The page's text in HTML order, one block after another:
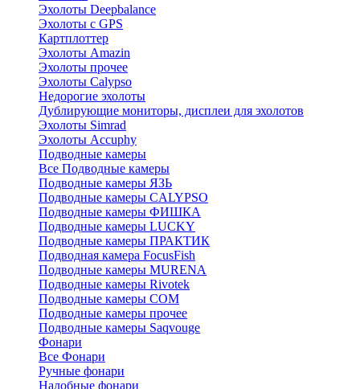
Эхолоты Deepbalance
Эхолоты с GPS
Картплоттер
Эхолоты Amazin
Эхолоты прочее
Эхолоты Calypso
Недорогие эхолоты
Дублирующие мониторы, дисплеи для эхолотов
Эхолоты Simrad
Эхолоты Accuphy
Подводные камеры
Все Подводные камеры
Подводные камеры ЯЗЬ
Подводные камеры CALYPSO
Подводные камеры ФИШКА
Подводные камеры LUCKY
Подводные камеры ПРАКТИК
Подводная камера FocusFish
Подводные камеры MURENA
Подводные камеры Rivotek
Подводные камеры СОМ
Подводные камеры прочее
Подводные камеры Saqvouge
Фонари
Все Фонари
Ручные фонари
Налобные фонари